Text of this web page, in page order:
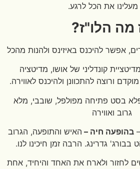
מעלינו את הכל לרגע.
מה הלו"ז?
אפשר להיכנס באיזינס ולהנות מהכל
קונדליני של אושו, מדיטציה
ורוצה להתכוונן ולהיכנס לאווירה.
בסט פתיחה מפולפל, שובבי, מלא
גרוב ואווירה
–בהופעה חיה – האיש והתופעה, הגרוב
גדרינג. הרבה זמן חיכינו לנו.
לחזור ולארח את האחד והיחיד, אחת